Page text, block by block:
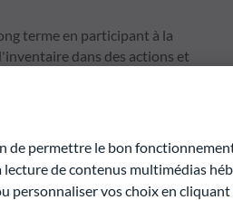
terme en participant à la
dans des actions et
processus de sélection des
le fonds ODDO BHF
sont pas constantes dans
permettre le bon
de contenus multimédias
personnaliser vos choix en